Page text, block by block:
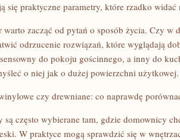
się praktyczne parametry, które rzadko
zacząć od pytań o sposób życia. Czy w
odrzucenie rozwiązań, które wyglądają
do pokoju gościnnego, a inny do
o niej jak o dużej powierzchni użytkowej.
czy drewniane: co naprawdę
są często wybierane tam, gdzie domownicy
W praktyce mogą sprawdzić się w